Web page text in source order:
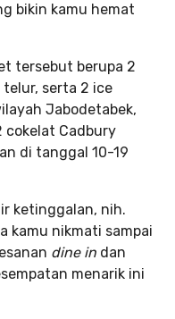
bikin kamu hemat
tersebut berupa 2
telur, serta 2 ice
Jabodetabek,
cokelat Cadbury
di tanggal 10-19
ketinggalan, nih.
kamu nikmati sampai
dine in dan
menarik ini